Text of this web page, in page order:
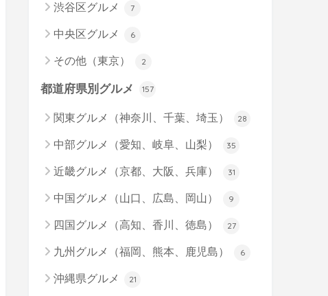
渋谷区グルメ 7
中央区グルメ 6
その他（東京） 2
都道府県別グルメ 157
関東グルメ（神奈川、千葉、埼玉） 28
中部グルメ（愛知、岐阜、山梨） 35
近畿グルメ（京都、大阪、兵庫） 31
中国グルメ（山口、広島、岡山） 9
四国グルメ（高知、香川、徳島） 27
九州グルメ（福岡、熊本、鹿児島） 6
沖縄県グルメ 21